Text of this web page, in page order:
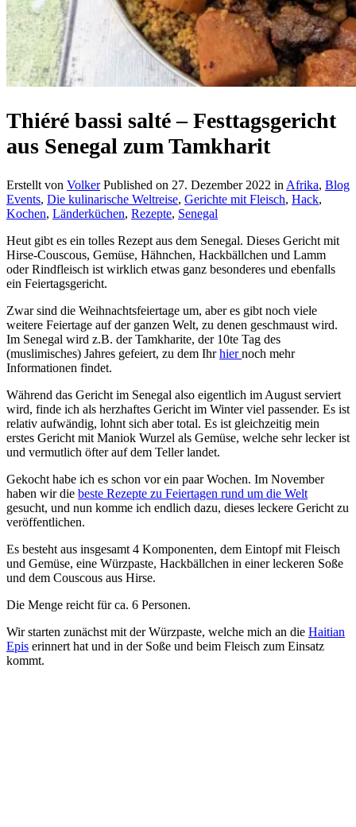
Thiéré bassi salté – Festtagsgericht
aus Senegal zum Tamkharit
Erstellt von Volker Published on 27. Dezember 2022 in Afrika, Blog
Events, Die kulinarische Weltreise, Gerichte mit Fleisch, Hack,
Kochen, Länderküchen, Rezepte, Senegal
Heut gibt es ein tolles Rezept aus dem Senegal. Dieses Gericht mit
Hirse-Couscous, Gemüse, Hähnchen, Hackbällchen und Lamm
oder Rindfleisch ist wirklich etwas ganz besonderes und ebenfalls
ein Feiertagsgericht.
Zwar sind die Weihnachtsfeiertage um, aber es gibt noch viele
weitere Feiertage auf der ganzen Welt, zu denen geschmaust wird.
Im Senegal wird z.B. der Tamkharite, der 10te Tag des
(muslimisches) Jahres gefeiert, zu dem Ihrhiernoch mehr
Informationen findet.
Während das Gericht im Senegal also eigentlich im August serviert
wird, finde ich als herzhaftes Gericht im Winter viel passender. Es ist
relativ aufwändig, lohnt sich aber total. Es ist gleichzeitig mein
erstes Gericht mit Maniok Wurzel als Gemüse, welche sehr lecker ist
und vermutlich öfter auf dem Teller landet.
Gekocht habe ich es schon vor ein paar Wochen. Im November
haben wir die beste Rezepte zu Feiertagen rund um die Welt
gesucht, und nun komme ich endlich dazu, dieses leckere Gericht zu
veröffentlichen.
Es besteht aus insgesamt 4 Komponenten, dem Eintopf mit Fleisch
und Gemüse, eine Würzpaste, Hackbällchen in einer leckeren Soße
und dem Couscous aus Hirse.
Die Menge reicht für ca. 6 Personen.
Wir starten zunächst mit der Würzpaste, welche mich an die Haitian
Epis erinnert hat und in der Soße und beim Fleisch zum Einsatz
kommt.